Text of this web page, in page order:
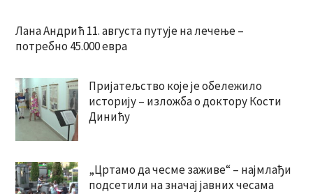
Лана Андрић 11. августа путује на лечење –
потребно 45.000 евра
Пријатељство које је обележило
историју – изложба о доктору Кости
Динићу
„Цртамо да чесме заживе“ – најмлађи
подсетили на значај јавних чесама